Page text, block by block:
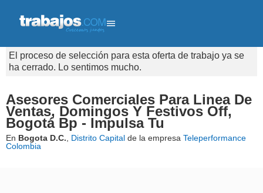
El proceso de selección para esta oferta de trabajo ya se
ha cerrado. Lo sentimos mucho.
Asesores Comerciales Para Linea De
Ventas, Domingos Y Festivos Off,
Bogotá Bp - Impulsa Tu
En Bogota D.C. Distrito Capital de la empresa Teleperformance
Colombia